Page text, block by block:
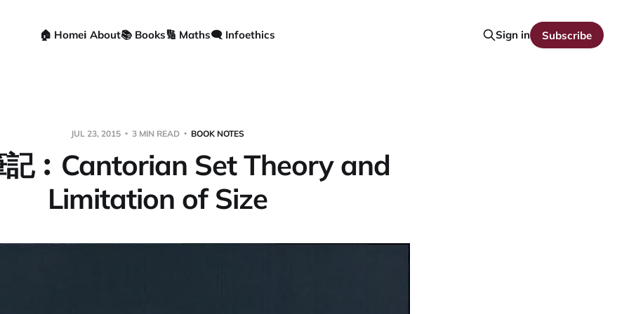
🏠 Homeℹ️ About📚 Books🔢 Maths🗨️ Infoethics Sign in Subscribe
JUL 23, 2015 3 MIN READ BOOK NOTES
記︰Cantorian Set Theory and
Limitation of Size